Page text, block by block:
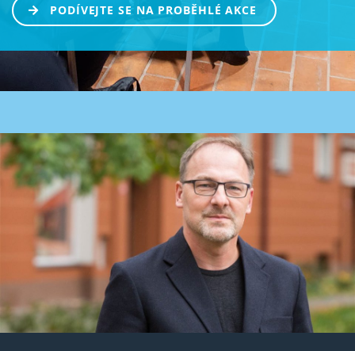
PODÍVEJTE SE NA PROBĚHLÉ AKCE